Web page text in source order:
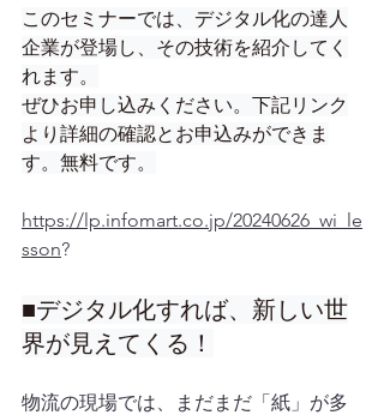
このセミナーでは、デジタル化の達人
企業が登場し、その技術を紹介してく
れます。
ぜひお申し込みください。下記リンク
より詳細の確認とお申込みができま
す。無料です。
https://lp.infomart.co.jp/20240626_wi_le
sson?
■デジタル化すれば、新しい世
界が見えてくる！
物流の現場では、まだまだ「紙」が多